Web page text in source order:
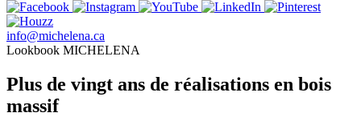
info@michelena.ca
Lookbook MICHELENA
Plus de vingt ans de réalisations en bois
massif